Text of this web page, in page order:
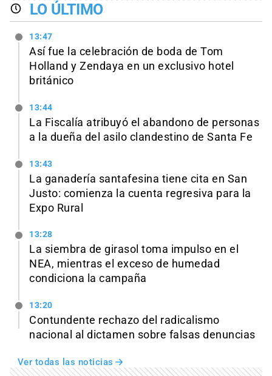
LO ÚLTIMO
13:47
Así fue la celebración de boda de Tom
Holland y Zendaya en un exclusivo hotel
británico
13:44
La Fiscalía atribuyó el abandono de personas
a la dueña del asilo clandestino de Santa Fe
13:43
La ganadería santafesina tiene cita en San
Justo: comienza la cuenta regresiva para la
Expo Rural
13:28
La siembra de girasol toma impulso en el
NEA, mientras el exceso de humedad
condiciona la campaña
13:20
Contundente rechazo del radicalismo
nacional al dictamen sobre falsas denuncias
Ver todas las noticias